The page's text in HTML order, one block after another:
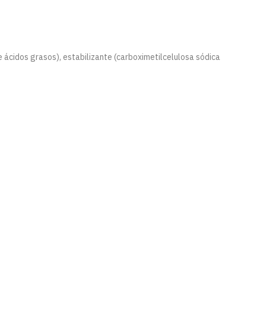
grasos), estabilizante (carboximetilcelulosa sódica